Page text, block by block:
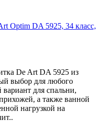
Optim DA 5925, 34 класс,
De Art DA 5925 из
выбор для любого
для спальни,
а также ванной
нагрузкой на